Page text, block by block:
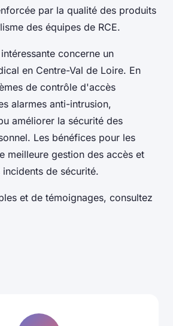
par la qualité des produits
des équipes de RCE.
concerne un
en Centre-Val de Loire. En
de contrôle d'accès
alarmes anti-intrusion,
améliorer la sécurité des
Les bénéfices pour les
meilleure gestion des accès et
de sécurité.
et de témoignages, consultez